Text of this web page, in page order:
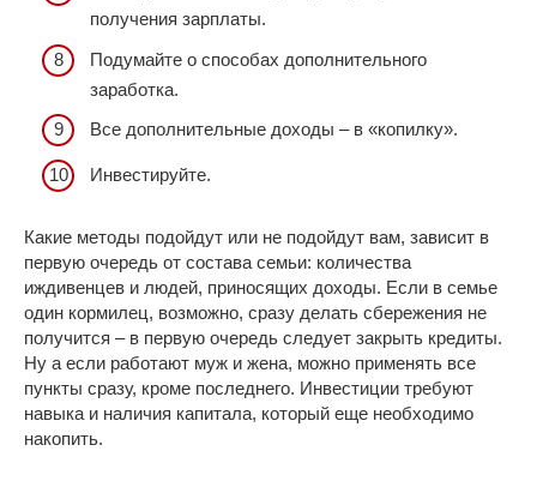
получения зарплаты.
Подумайте о способах дополнительного
заработка.
Все дополнительные доходы – в «копилку».
Инвестируйте.
Какие методы подойдут или не подойдут вам, зависит в
первую очередь от состава семьи: количества
иждивенцев и людей, приносящих доходы. Если в семье
один кормилец, возможно, сразу делать сбережения не
получится – в первую очередь следует закрыть кредиты.
Ну а если работают муж и жена, можно применять все
пункты сразу, кроме последнего. Инвестиции требуют
навыка и наличия капитала, который еще необходимо
накопить.